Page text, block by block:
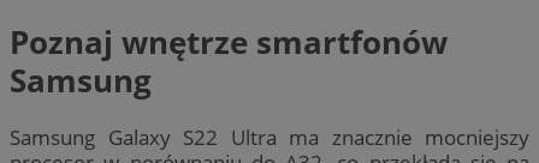
Poznaj wnętrze smartfonów
Samsung
Samsung Galaxy S22 Ultra ma znacznie mocniejszy